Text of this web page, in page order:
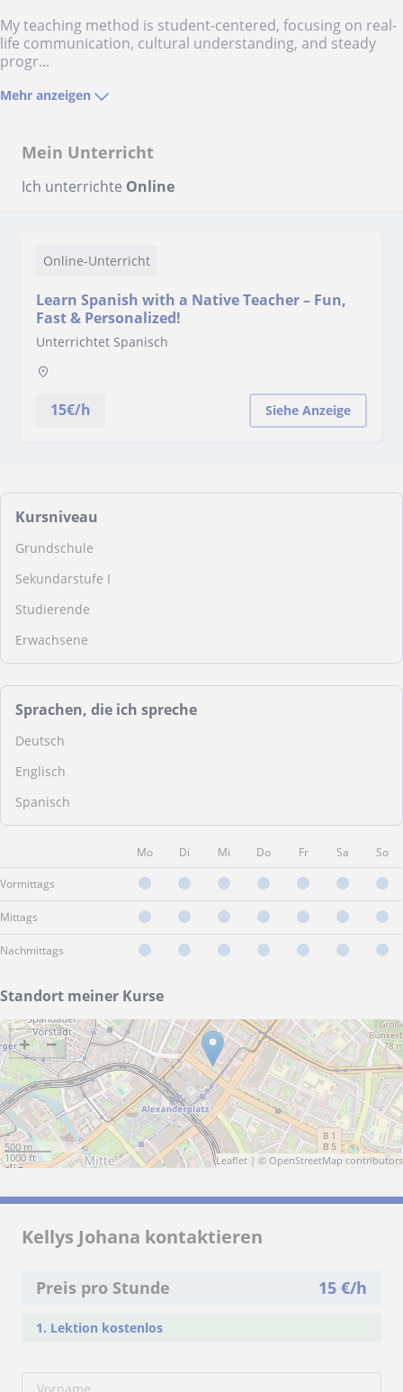
My teaching method is student-centered, focusing on real-
life communication, cultural understanding, and steady
progr...
Mehr anzeigen
Mein Unterricht
Ich unterrichte Online
Online-Unterricht
Learn Spanish with a Native Teacher – Fun,
Fast & Personalized!
Unterrichtet Spanisch
15€/h Siehe Anzeige
Kursniveau
Grundschule
Sekundarstufe I
Studierende
Erwachsene
Sprachen, die ich spreche
Deutsch
Englisch
Spanisch
Mo Di Mi Do Fr Sa So
Vormittags
Mittags
Nachmittags
Standort meiner Kurse
+ −
500 m
1000 ft
Leaflet| © OpenStreetMap contributors
Kellys Johana kontaktieren
Preis pro Stunde 15€/h
1. Lektion kostenlos